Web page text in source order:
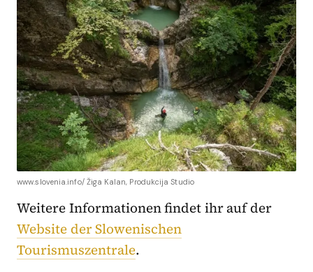
www.slovenia.info/ Žiga Kalan, Produkcija Studio
Weitere Informationen findet ihr auf der
Website der Slowenischen
Tourismuszentrale.